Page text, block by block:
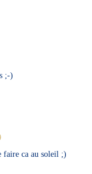
;-)
faire ca au soleil ;)